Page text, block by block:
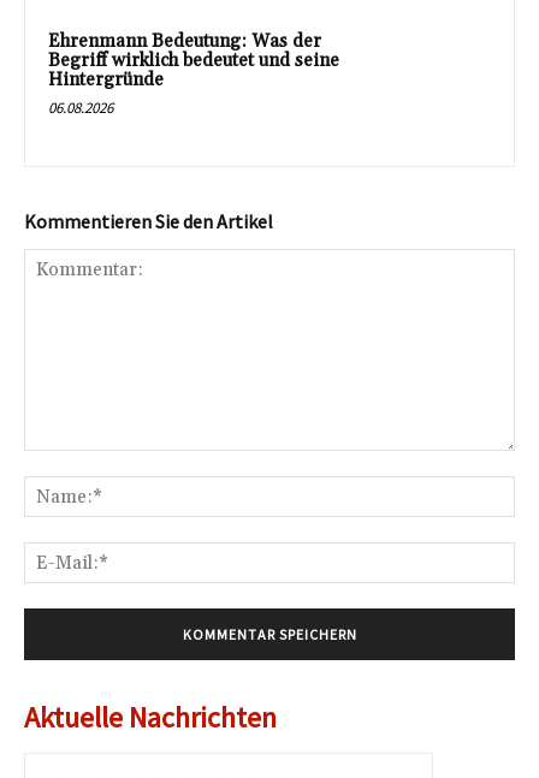
Ehrenmann Bedeutung: Was der
Begriff wirklich bedeutet und seine
Hintergründe
06.08.2026
Kommentieren Sie den Artikel
Aktuelle Nachrichten